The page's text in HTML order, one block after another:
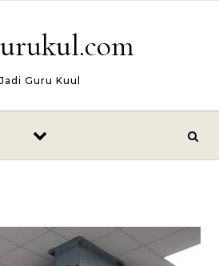
Jadi Guru Kuul